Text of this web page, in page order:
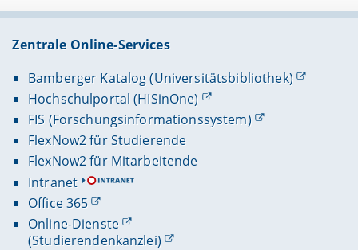
Zentrale Online-Services
Bamberger Katalog (Universitätsbibliothek)
Hochschulportal (HISinOne)
FIS (Forschungsinformationssystem)
FlexNow2 für Studierende
FlexNow2 für Mitarbeitende
Intranet
Office 365
Online-Dienste
(Studierendenkanzlei)